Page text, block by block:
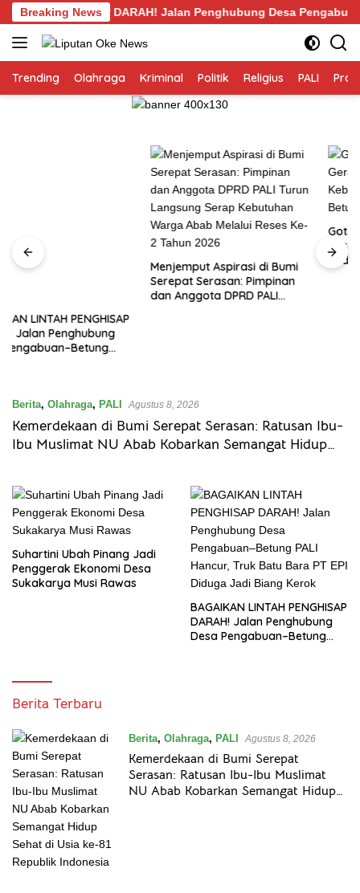
Langsung
ke
konten
Breaking NewsDARAH! Jalan Penghubung Desa
Trending Olahraga Kriminal Politik Religius PALI
Menjemput Aspirasi di Bumi
Serepat Serasan: Pimpinan
Kebutuhan Warga Abab
Melalui Reses Ke-2 Tahun
2026
Gotong Royong Warga dan
Gerak Cepat Kades
Padamkan Kebakaran
Kebun Karet di Betung
Selatan
Berita, Olahraga, PALI Agustus 8, 2026
Kemerdekaan di Bumi Serepat Serasan: Ratusan Ibu-
Ibu Muslimat NU Abab Kobarkan Semangat Hidup
Suhartini Ubah Pinang Jadi
Penggerak Ekonomi Desa
Sukakarya Musi Rawas
BAGAIKAN LINTAH PENGHISAP
DARAH! Jalan Penghubung
Desa Pengabuan–Betung
Liputan
News
Berita Terbaru
Berita, Olahraga, PALI Agustus 8, 2026
Kemerdekaan di Bumi Serepat
Serasan: Ratusan Ibu-Ibu Muslimat
NU Abab Kobarkan Semangat Hidup